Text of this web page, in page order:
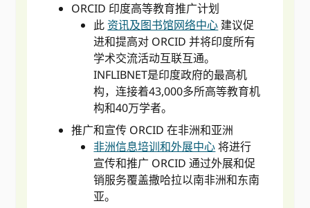
ORCID 印度高等教育推广计划
此 资讯及图书馆网络中心 建议促
进和提高对 ORCID 并将印度所有
学术交流活动互联互通。
INFLIBNET是印度政府的最高机
构，连接着43,000多所高等教育机
构和40万学者。
推广和宣传 ORCID 在非洲和亚洲
非洲信息培训和外展中心将进行
宣传和推广 ORCID 通过外展和促
销服务覆盖撒哈拉以南非洲和东南
亚。